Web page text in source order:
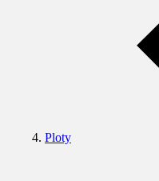
Ploty